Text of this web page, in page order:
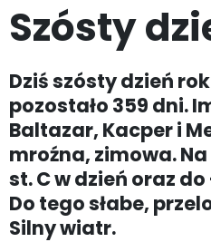
Szósty
Dziś szósty dzień
pozostało 359 dni.
Baltazar, Kacper i
mroźna, zimowa.
st. C w dzień oraz do
Do tego słabe,
Silny wiatr.